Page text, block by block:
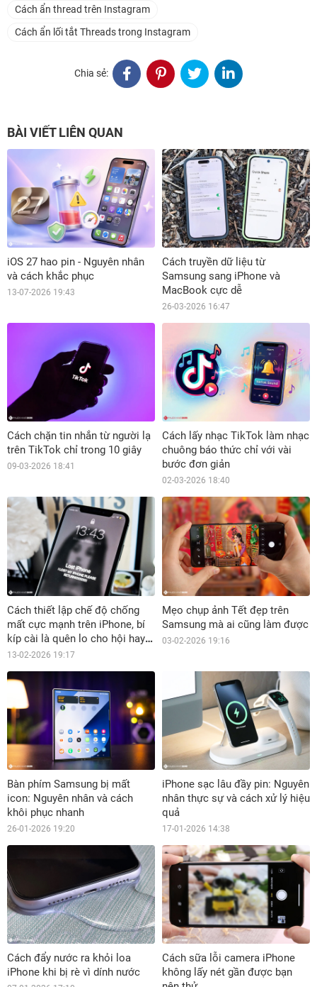
Cách ẩn thread trên Instagram
Cách ẩn lối tắt Threads trong Instagram
Chia sẻ:
BÀI VIẾT LIÊN QUAN
iOS 27 hao pin - Nguyên nhân
và cách khắc phục
13-07-2026 19:43
Cách truyền dữ liệu từ
Samsung sang iPhone và
MacBook cực dễ
26-03-2026 16:47
Cách chặn tin nhắn từ người lạ
trên TikTok chỉ trong 10 giây
09-03-2026 18:41
Cách lấy nhạc TikTok làm nhạc
chuông báo thức chỉ với vài
bước đơn giản
02-03-2026 18:40
Cách thiết lập chế độ chống
mất cực mạnh trên iPhone, bí
kíp cài là quên lo cho hội hay
lơ đãng
13-02-2026 19:17
Mẹo chụp ảnh Tết đẹp trên
Samsung mà ai cũng làm được
03-02-2026 19:16
Bàn phím Samsung bị mất
icon: Nguyên nhân và cách
khôi phục nhanh
26-01-2026 19:20
iPhone sạc lâu đầy pin: Nguyên
nhân thực sự và cách xử lý hiệu
quả
17-01-2026 14:38
Cách đẩy nước ra khỏi loa
iPhone khi bị rè vì dính nước
Cách sữa lỗi camera iPhone
không lấy nét gần được bạn